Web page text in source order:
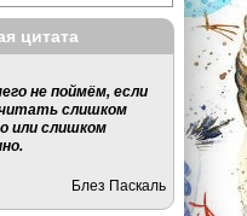
цитата
не поймём, если
слишком
или слишком
Блез Паскаль